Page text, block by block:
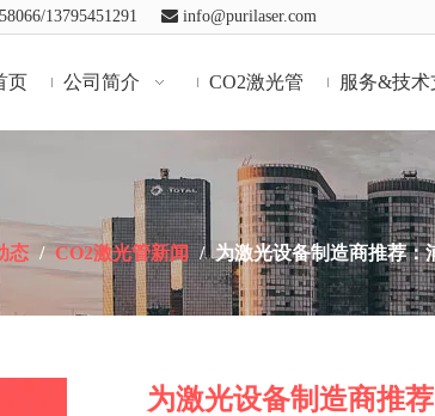
13795451291  info@purilaser.com
页 公司简介 CO2激光管 服务&技术
态 / CO2激光管新闻 / 为激光设备制造商推荐
为激光设备制造商推